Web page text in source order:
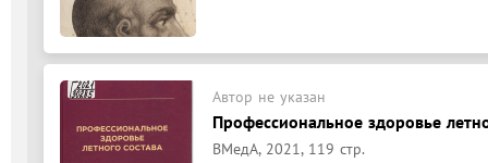
Автор не указан
Профессиональное здоровье
ВМедА, 2021, 119 стр.